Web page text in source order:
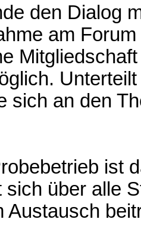
den Dialog
am
sich an den
ist
sich über alle
Austausch